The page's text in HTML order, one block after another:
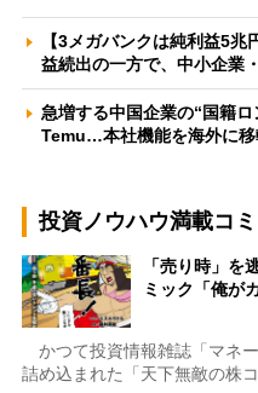
【3メガバンクは純利益5
益続出の一方で、中小企業
急増する中国企業の“国籍
Temu…本社機能を海外に
投資ノウハウ満載コ
「売り時」
ミック「俺が
かつて投資情報雑誌「マネ
詰め込まれた「天下無敵の株